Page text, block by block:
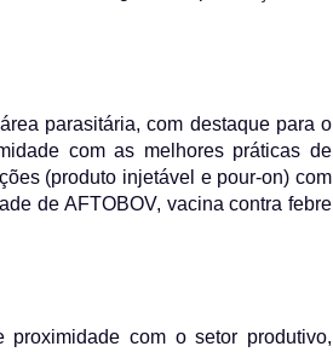
parasitária, com destaque para o
com as melhores práticas de
(produto injetável e pour-on) com
de AFTOBOV, vacina contra febre
com o setor produtivo,